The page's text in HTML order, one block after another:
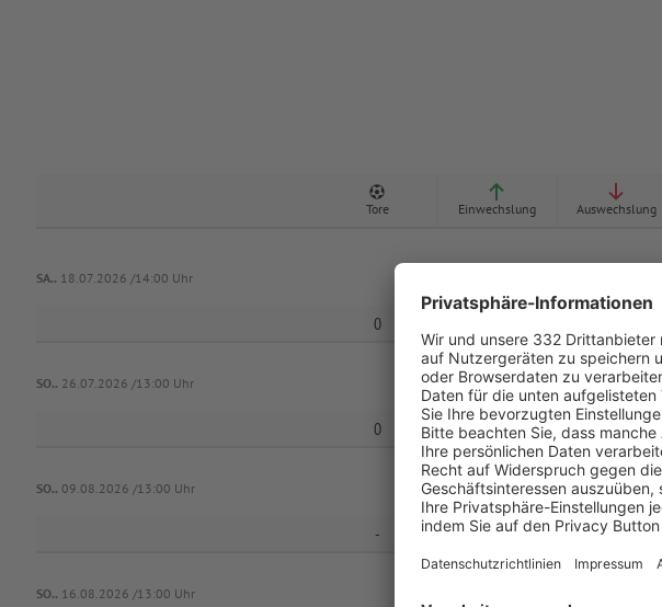
Tore Einwechslung Auswechslung
SA.. 18.07.2026 /14:00 Uhr
0
SO.. 26.07.2026 /13:00 Uhr FC Arnstein
0 0 0
SO.. 09.08.2026 /13:00 Uhr SV 1946 Stammheim
- - -
SO.. 16.08.2026 /13:00 Uhr